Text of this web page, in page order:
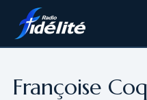
contenu
Françoise